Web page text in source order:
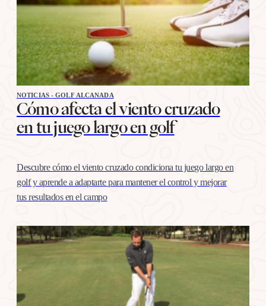
NOTICIAS - GOLF ALCANADA
Cómo afecta el viento cruzado
en tu juego largo en golf
Descubre cómo el viento cruzado condiciona tu juego largo en
golf y aprende a adaptarte para mantener el control y mejorar
tus resultados en el campo